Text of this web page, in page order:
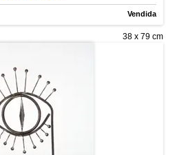
Vendida
38 x 79 cm